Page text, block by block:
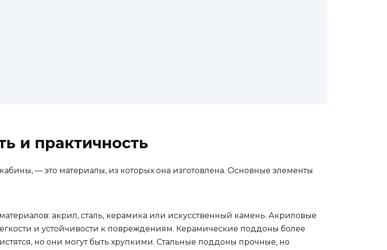
и практичность
— это материалы, из которых она изготовлена. Основные элементы
акрил, сталь, керамика или искусственный камень. Акриловые
и устойчивости к повреждениям. Керамические поддоны более
но они могут быть хрупкими. Стальные поддоны прочные, но